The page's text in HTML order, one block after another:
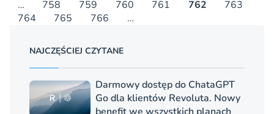
… 758 759 760 761 762
763
764
765 766 …
NAJCZĘŚCIEJ CZYTANE
Darmowy dostęp do ChataGPT
Go dla klientów Revoluta. Nowy